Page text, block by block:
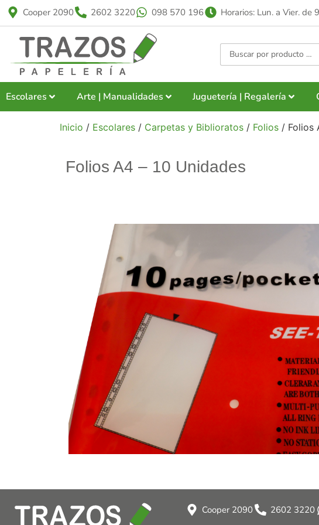
Cooper 2090 2602 3220 098 570 196 Horarios: Lun. a Vier. de
Escolares Arte | Manualidades Juguetería | Regalería
Inicio / Escolares / Carpetas y Biblioratos / Folios / Folios
Folios A4 – 10 Unidades
Cooper 2090 2602 3220